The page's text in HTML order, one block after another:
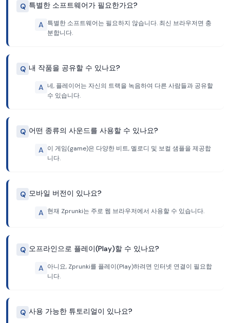
Q 특별한 소프트웨어가 필요한가요?
A 특별한 소프트웨어는 필요하지 않습니다. 최신 브라우저면 충
분합니다.
Q 내 작품을 공유할 수 있나요?
A 네, 플레이어는 자신의 트랙을 녹음하여 다른 사람들과 공유할
수 있습니다.
Q 어떤 종류의 사운드를 사용할 수 있나요?
A 이 게임(game)은 다양한 비트, 멜로디 및 보컬 샘플을 제공합
니다.
Q 모바일 버전이 있나요?
A 현재 Zprunki는 주로 웹 브라우저에서 사용할 수 있습니다.
Q 오프라인으로 플레이(Play)할 수 있나요?
A 아니요, Zprunki를 플레이(Play)하려면 인터넷 연결이 필요합
니다.
Q 사용 가능한 튜토리얼이 있나요?